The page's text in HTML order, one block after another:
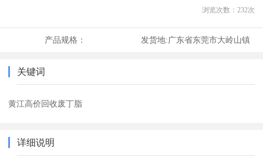
浏览次数： 232次
产品规格： 发货地:广东省东莞市大岭山镇
关键词
黄江高价回收废丁脂
详细说明